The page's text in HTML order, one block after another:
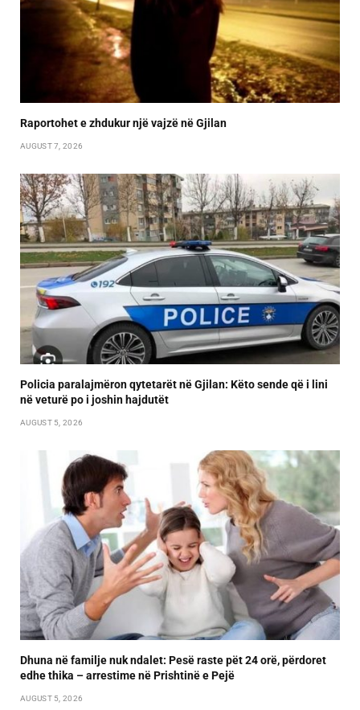
Raportohet e zhdukur një vajzë në Gjilan
AUGUST 7, 2026
Policia paralajmëron qytetarët në Gjilan: Këto sende që i lini
në veturë po i joshin hajdutët
AUGUST 5, 2026
Dhuna në familje nuk ndalet: Pesë raste pët 24 orë, përdoret
edhe thika – arrestime në Prishtinë e Pejë
AUGUST 5, 2026